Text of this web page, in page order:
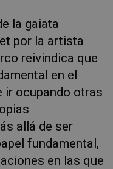
la gaiata
por la artista
reivindica que
en el
ir ocupando otras
allá de ser
fundamental,
en las que